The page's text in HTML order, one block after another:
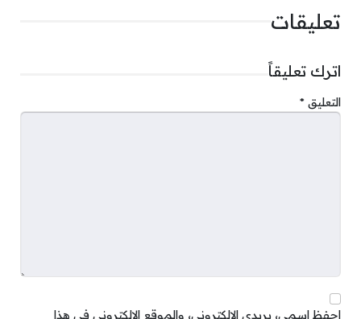
تعليقات
اترك تعليقاً
التعليق *
احفظ اسمي، بريدي الإلكتروني، والموقع الإلكتروني في هذا